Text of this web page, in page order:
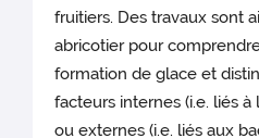
fruitiers. Des travaux sont
abricotier pour
formation de glace et
facteurs internes (i.e. liés
ou externes (i.e. liés aux